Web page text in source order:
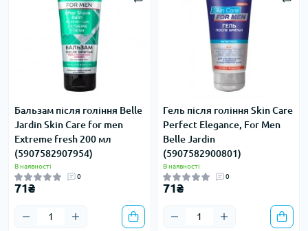
Бальзам після гоління Belle
Jardin Skin Care for men
Extreme fresh 200 мл
(5907582907954)
В наявності
0
71₴
Гель після гоління Skin Care
Perfect Elegance, For Men
Belle Jardin
(5907582900801)
В наявності
0
71₴